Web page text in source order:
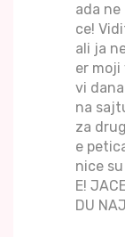
ada
ce!
ali ja
er
vi
na
za
e
nice
E!
DU